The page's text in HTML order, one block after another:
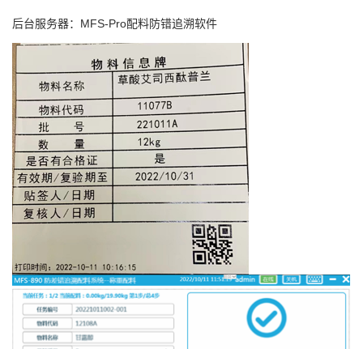
后台服务器：MFS-Pro配料防错追溯软件